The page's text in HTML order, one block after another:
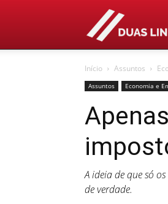
Início Assuntos
Assuntos Economia e
A ideia de que só
de verdade.